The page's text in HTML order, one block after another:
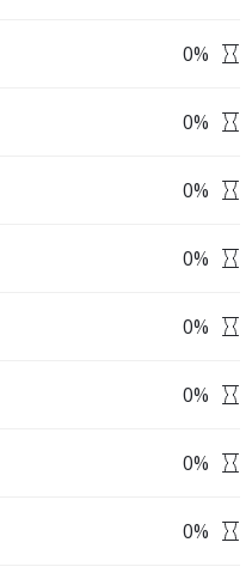
0%
0%
0%
0%
0%
0%
0%
0%